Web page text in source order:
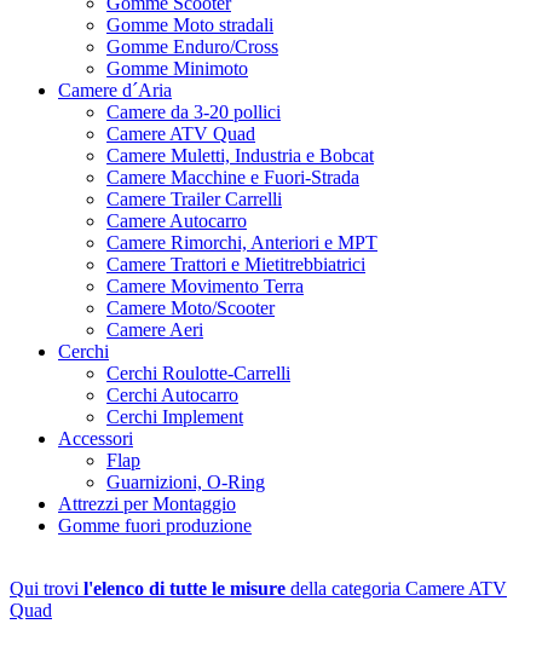
Gomme Moto stradali
Gomme Enduro/Cross
Gomme Minimoto
Camere d´Aria
Camere da 3-20 pollici
Camere ATV Quad
Camere Muletti, Industria e Bobcat
Camere Macchine e Fuori-Strada
Camere Trailer Carrelli
Camere Autocarro
Camere Rimorchi, Anteriori e MPT
Camere Trattori e Mietitrebbiatrici
Camere Movimento Terra
Camere Moto/Scooter
Camere Aeri
Cerchi
Cerchi Roulotte-Carrelli
Cerchi Autocarro
Cerchi Implement
Accessori
Flap
Guarnizioni, O-Ring
Attrezzi per Montaggio
Gomme fuori produzione
Qui trovi l'elenco di tutte le misure della categoria Camere ATV
Quad